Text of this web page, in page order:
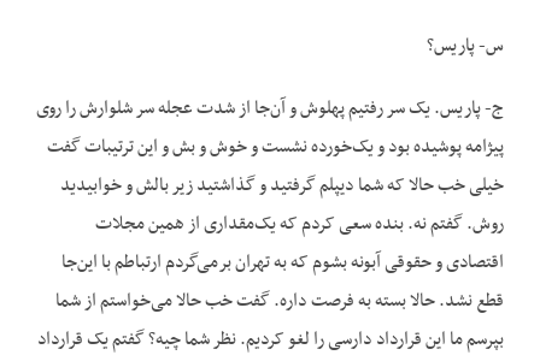
س- پاریس؟
ج- پاریس. یک سر رفتیم پهلوش و آن‌جا از شدت عجله سر شلوارش را روی
پیژامه پوشیده بود و یک‌خورده نشست و خوش و بش و این ترتیبات گفت
خیلی خب حالا که شما دیپلم گرفتید و گذاشتید زیر بالش و خوابیدید
روش. گفتم نه. بنده سعی کردم که یک‌مقداری از همین مجلات
اقتصادی و حقوقی آبونه بشوم که به تهران برمی‌گردم ارتباطم با این‌جا
قطع نشد. حالا بسته به فرصت داره. گفت خب حالا می‌خواستم از شما
بپرسم ما این قرارداد دارسی را لغو کردیم. نظر شما چیه؟ گفتم یک قرارداد